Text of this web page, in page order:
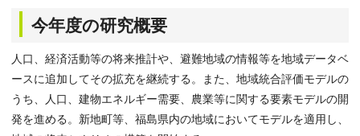
今年度の研究概要
人口、経済活動等の将来推計や、避難地域の情報等を地域データベ
ースに追加してその拡充を継続する。また、地域統合評価モデルの
うち、人口、建物エネルギー需要、農業等に関する要素モデルの開
発を進める。新地町等、福島県内の地域においてモデルを適用し、